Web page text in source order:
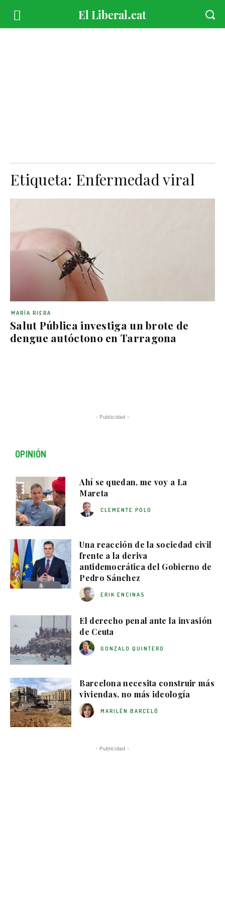
Etiqueta: Enfermedad viral
Salut Pública investiga un brote de
dengue autóctono en Tarragona
MARÍA RIERA
- Publicidad -
OPINIÓN
Ahí se quedan, me voy a La
Mareta
CLEMENTE POLO
Una reacción de la sociedad civil
frente a la deriva
antidemocrática del Gobierno de
Pedro Sánchez
ERIK ENCINAS
El derecho penal ante la invasión
de Ceuta
GONZALO QUINTERO
Barcelona necesita construir más
viviendas, no más ideología
MARILÉN BARCELÓ
- Publicidad -